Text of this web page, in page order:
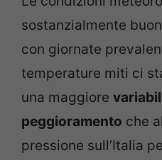
sostanzialmente
con giornate
temperature miti ci
una maggiore
peggioramento che
pressione sull’Italia